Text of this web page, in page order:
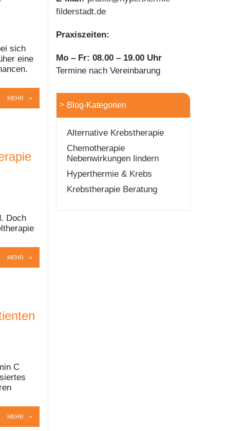
sich
eine
MEHR
Doch
MEHR
C
MEHR
filderstadt.de
Praxiszeiten:
Mo – Fr: 08.00 – 19.00 Uhr
Termine nach Vereinbarung
Blog-Kategorien
Alternative Krebstherapie
Chemotherapie
Nebenwirkungen lindern
Hyperthermie & Krebs
Krebstherapie Beratung